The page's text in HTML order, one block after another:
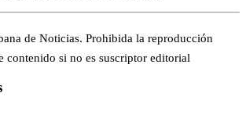
de Noticias. Prohibida la reproducción
contenido si no es suscriptor editorial